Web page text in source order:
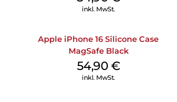
inkl. MwSt.
Apple iPhone 16 Silicone Case
MagSafe Black
54,90 €
inkl. MwSt.